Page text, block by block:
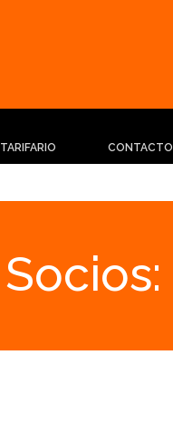
TARIFARIO CONTACTO
Socios: